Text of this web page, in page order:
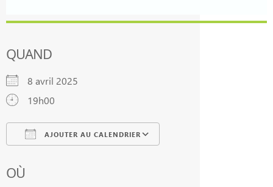
QUAND
8 avril 2025
19h00
AJOUTER AU CALENDRIER
OÙ